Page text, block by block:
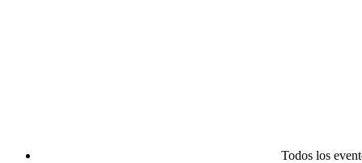
Todos los